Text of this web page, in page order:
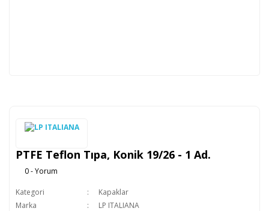
PTFE Teflon Tıpa, Konik 19/26 - 1 Ad.
0 - Yorum
Kategori
Kapaklar
Marka
LP ITALIANA